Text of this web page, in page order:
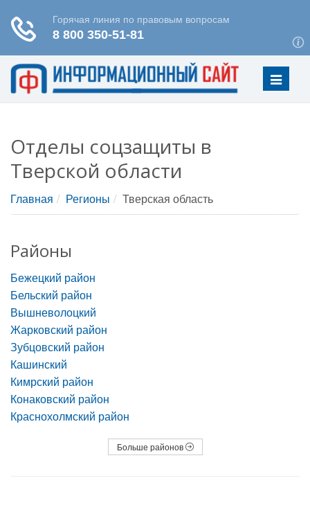
Меню
Отделы соцзащиты в
Тверской области
Главная Регионы Тверская область
Районы
Бежецкий район
Бельский район
Вышневолоцкий
Жарковский район
Зубцовский район
Кашинский
Кимрский район
Конаковский район
Краснохолмский район
Больше районов